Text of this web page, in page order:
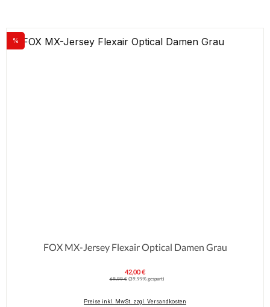
Rabatt
%
FOX MX-Jersey Flexair Optical Damen Grau
Verkaufspreis:
42,00 €
Regulärer Preis:
69,99 € (39.99% gespart)
Preise inkl. MwSt. zzgl. Versandkosten